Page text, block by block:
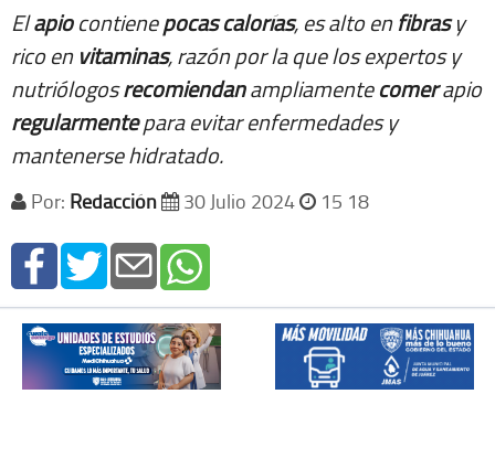
Elapiocontienepocas calorías, es alto enfibrasy
rico en vitaminas, razón por la que los expertos y
nutriólogosrecomiendanampliamentecomerapio
regularmentepara evitar enfermedades y
mantenerse hidratado.
Por: Redacción 30 Julio 2024 15 18